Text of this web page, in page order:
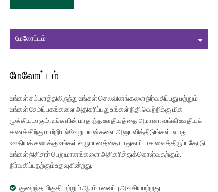
மேலோட்டம்
உங்கள் சம்பளத்திலிருந்து உங்கள் செலவினங்களை நிர்வகிப்பது மற்றும்
உங்கள் சேமிப்பகங்களை அதிகரிப்பது உங்கள் நிதி வெற்றிக்கு மிக
முக்கியமாகும். உங்களின் மாதாந்த ஊதியத்தை அமானா வங்கி ஊதியக்
கணக்கிற்கு மாற்றி பல்வேறு பயன்களை அனுபவித்திடுங்கள். எமது
ஊதியக் கணக்கு உங்கள் வருமானத்தை பாதுகாப்பாக வைத்திருப்பதோடு,
உங்கள் நிதிசார் பெறுமானங்களை அதிகரித்துக்கொள்வதற்கும்,
நிர்வகிப்பதற்கும் உதவுகின்றது.
குறைந்த மிகுதி மற்றும் ஆரம்ப வைப்பு அவசியமற்றது